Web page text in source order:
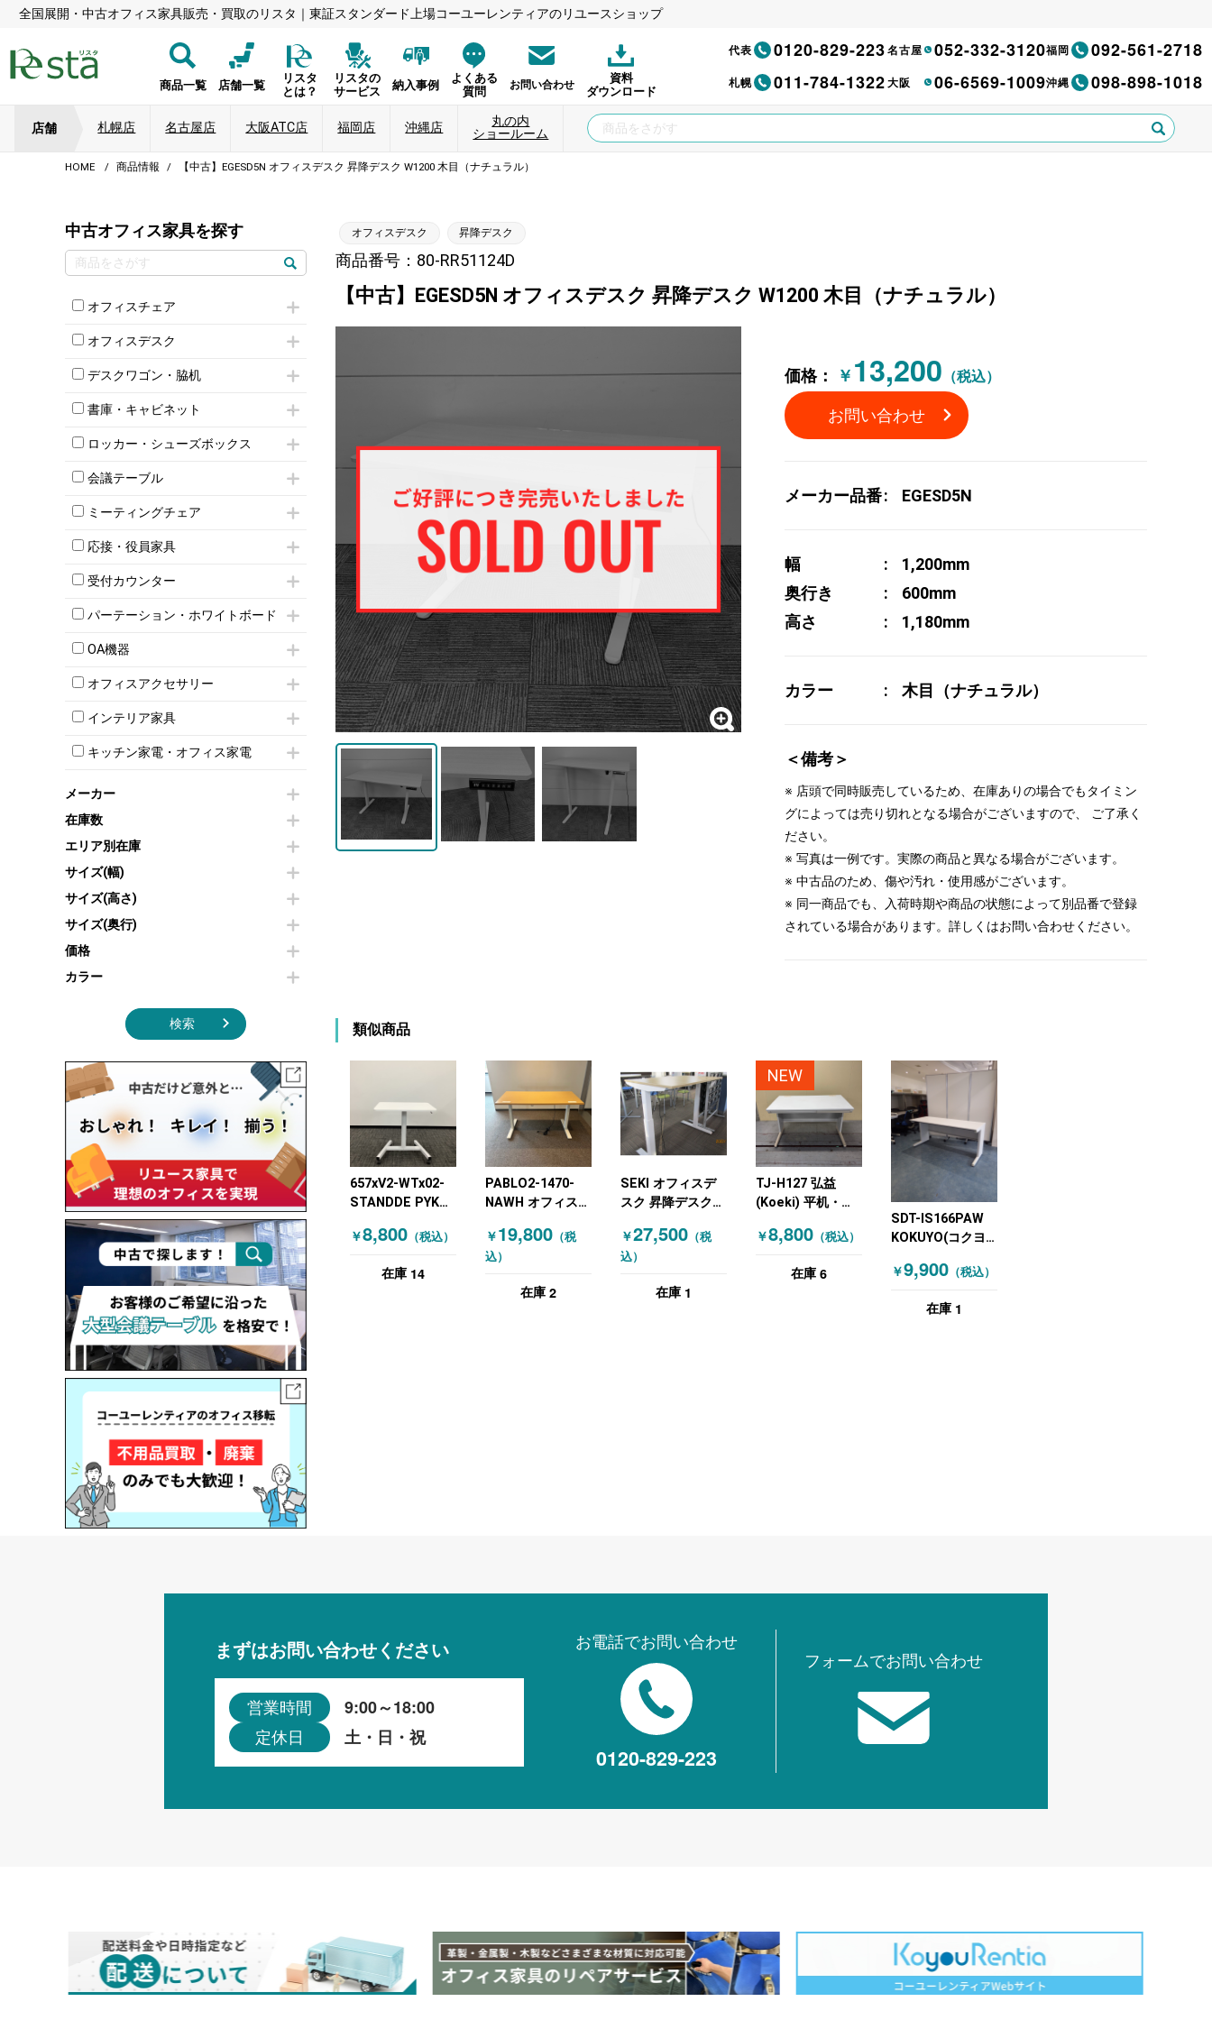
全国展開・中古オフィス家具販売・買取のリスタ｜東証スタンダード上場コーユーレンティアのリユースショップ
商品一覧 店舗一覧
リスタ
とは？
リスタの
サービス
納入事例
よくある
質問
お問い合わせ
資料
ダウンロード
代表 0120-829-223名古屋 052-332-3120福岡 092-561-2718
札幌 011-784-1322大阪 06-6569-1009沖縄 098-898-1018
店舗 札幌店 名古屋店 大阪ATC店 福岡店 沖縄店
丸の内
ショールーム
HOME 商品情報 【中古】EGESD5N オフィスデスク 昇降デスク W1200 木目（ナチュラル）
中古オフィス家具を探す
オフィスチェア
肘付きチェア
肘無しチェア
役員チェア
オフィスチェアその他
オフィスデスク
片袖机
フリーアドレスデスク（ベンチデスク）
昇降デスク
両袖机
デスクワゴン・脇机
インワゴン2段
インワゴン3段
脇机
書庫・キャビネット
ハイキャビネット
ローキャビネット
両開きキャビネット
上下連結キャビネット
軽量ラック（スチールラック）
収納家具その他
オープン書庫
両開書庫
引き違い書庫
ロッカー・シューズボックス
1人用ロッカー
2人用ロッカー
3人用ロッカー
5人用ロッカー
8人用ロッカー
多人数ロッカー
シリンダー錠ロッカー
ダイヤル錠ロッカー
ボタン錠ロッカー
シューズロッカー・下駄箱
ロッカーその他
会議テーブル
ミーティングテーブル
スタッキングテーブル
ネスティングテーブル
カウンターテーブル
T字脚テーブル
会議テーブルW1200～
会議テーブルW1800～
折りたたみ会議テーブル
ハイテーブル
ミーティングチェア
キャスター付きミーティングチェア
スタッキングミーティングチェア
テーブル付きミーティングチェア
折りたたみミーティングチェア
ハイチェア
ミーティングチェアその他
応接・役員家具
応接セット
応接ソファ
応接チェア
応接・役員家具その他
受付カウンター
ハイカウンター
ローカウンター
ラウンジカウンター
パーテーション・ホワイトボード
パーテーション
自立タイプパーテーション
パーテーションその他
壁掛けホワイトボード
ホワイトボードその他
OA機器
iPad
電話機（ビジネスフォン）
シュレッダー
スクリーン
プリンター・コピー機
オフィスアクセサリー
チェア用台車
演台・講演台・演説台
防音パネル
コートハンガー・ポールハンガー
傘立て
食器棚・キッチンキャビネット
オフィスアクセサリーその他
インテリア家具
モールドチェア
ダイニングチェア
カウンターテーブル
センターテーブル・サイドテーブル
カフェテーブル
ソファ
シェルフ
ダストボックス（ゴミ箱）
インテリア家具その他
キッチン家電・オフィス家電
冷蔵庫・洗濯機
空気清浄機・加湿器
電子レンジ
液晶テレビ・モニター類
エアコン
照明機器
季節家電
その他キッチン家電・オフィス家電
メーカー
在庫数
エリア別在庫
サイズ(幅)
サイズ(高さ)
サイズ(奥行)
価格
カラー
検索
オフィスデスク 昇降デスク
商品番号：80-RR51124D
【中古】EGESD5N オフィスデスク 昇降デスク W1200 木目（ナチュラル）
価格： ￥ 13,200 （税込）
お問い合わせ
メーカー品番 EGESD5N
幅
1,200mm
奥行き
600mm
高さ
1,180mm
カラー 木目（ナチュラル）
＜備考＞
※ 店頭で同時販売しているため、在庫ありの場合でもタイミン
グによっては売り切れとなる場合がございますので、 ご了承く
ださい。
※ 写真は一例です。実際の商品と異なる場合がございます。
※ 中古品のため、傷や汚れ・使用感がございます。
※ 同一商品でも、入荷時期や商品の状態によって別品番で登録
されている場合があります。詳しくはお問い合わせください。
類似商品
657xV2-WTx02-
STANDDE PYKES
ガス圧式 キャスタ
ホワイト
￥8,800 （税込）
在庫 14
PABLO2-1470-
NAWH オフィスコ
動式 木目（ナチュ
ラル）
￥19,800（税
込）
在庫 2
SEKI オフィスデ
スク 昇降デスク
チュラル）
￥27,500（税
込）
在庫 1
NEW
TJ-H127 弘益
(Koeki) 平机・平
￥8,800（税込）
在庫 6
SDT-IS166PAW
KOKUYO(コクヨ)
幌店特価！1台限
￥9,900（税込）
在庫 1
まずはお問い合わせください
営業時間 9:00～18:00
定休日 土・日・祝
お電話でお問い合わせ
0120-829-223
フォームでお問い合わせ